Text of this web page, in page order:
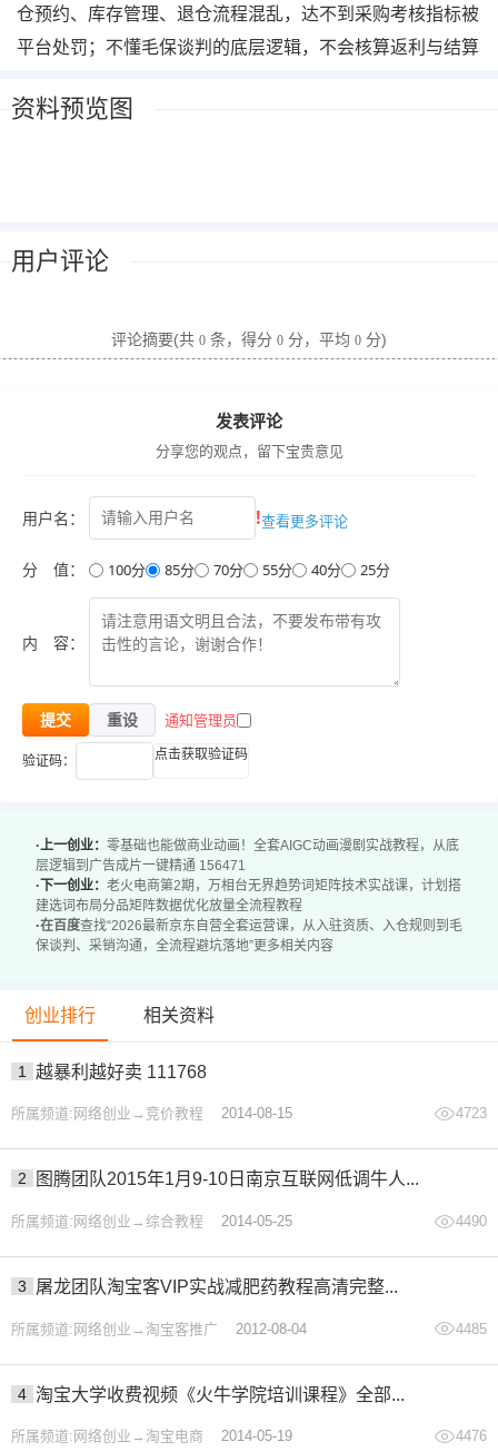
仓预约、库存管理、退仓流程混乱，达不到采购考核指标被
平台处罚；不懂毛保谈判的底层逻辑，不会核算返利与结算
拿不到平台核心资源位；不会做自营评价、促销、售后精细
储物流、毛保结算、日常运营到采销沟通的完整运营管理闭
坑，高效搭建标准化的自营店铺运营体系。
?想要入驻京东自营，不清楚入驻流程和要求的品牌商家、
?正在运营自营店，入仓、结算、运营、采销沟通频繁踩坑
?电商运营从业者，想要系统学习京东自营全体系运营能力
?想要拓展京东自营渠道，搭建标准化自营运营管理体系的
企业
课程内容：
1-1自营与pop的区别在哪里.mp4
1-2入驻自营必备的材料.mp4
1-3京东店铺资质提交及维护.mp4
1-5供应商信息的维护.mp4
1-6质保金打款的问题.mp4
1-7供应商后台的介绍.mp4
1-8自营子账号该怎么去开通.mp4
2-2采购价该怎么去维护.mp4
2-4SKU销售属性绑定.mp4
2-5商品必要信息的维护.mp4
3-1京仓的属性及作用.mp4
3-2平行仓的逻辑和作用.mp4
3-3采购单下单的几种方式.mp4
3-5UPC编码维护.mp4
3-8.入仓须知-仓库内配逻辑.mp4
资料预览图
用户评论
评论摘要(共 0 条，得分 0 分，平均 0 分)
发表评论
分享您的观点，留下宝贵意见
用户名： !查看更多评论
分 值： 100分 85分 70分 55分 40分 25分
内 容：
提交 重设 通知管理员
验证码： 点击获取验证码
·上一创业： 零基础也能做商业动画！全套AIGC动画漫剧实战教程，从底
层逻辑到广告成片一键精通 156471
·下一创业： 老火电商第2期，万相台无界趋势词矩阵技术实战课，计划搭
建选词布局分品矩阵数据优化放量全流程教程
·在百度查找“2026最新京东自营全套运营课，从入驻资质、入仓规则到毛
保谈判、采销沟通，全流程避坑落地”更多相关内容
创业排行 相关资料
1 越暴利越好卖 111768
所属频道:网络创业→竞价教程 2014-08-15 4723
2 图腾团队2015年1月9-10日南京互联网低调牛人...
所属频道:网络创业→综合教程 2014-05-25 4490
3 屠龙团队淘宝客VIP实战减肥药教程高清完整...
所属频道:网络创业→淘宝客推广 2012-08-04 4485
4 淘宝大学收费视频《火牛学院培训课程》全部...
所属频道:网络创业→淘宝电商 2014-05-19 4476